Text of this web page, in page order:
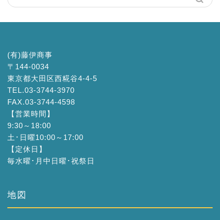
(有)藤伊商事
〒144-0034
東京都大田区西糀谷4-4-5
TEL.03-3744-3970
FAX.03-3744-4598
【営業時間】
9:30～18:00
土･日曜10:00～17:00
【定休日】
毎水曜･月中日曜･祝祭日
地図